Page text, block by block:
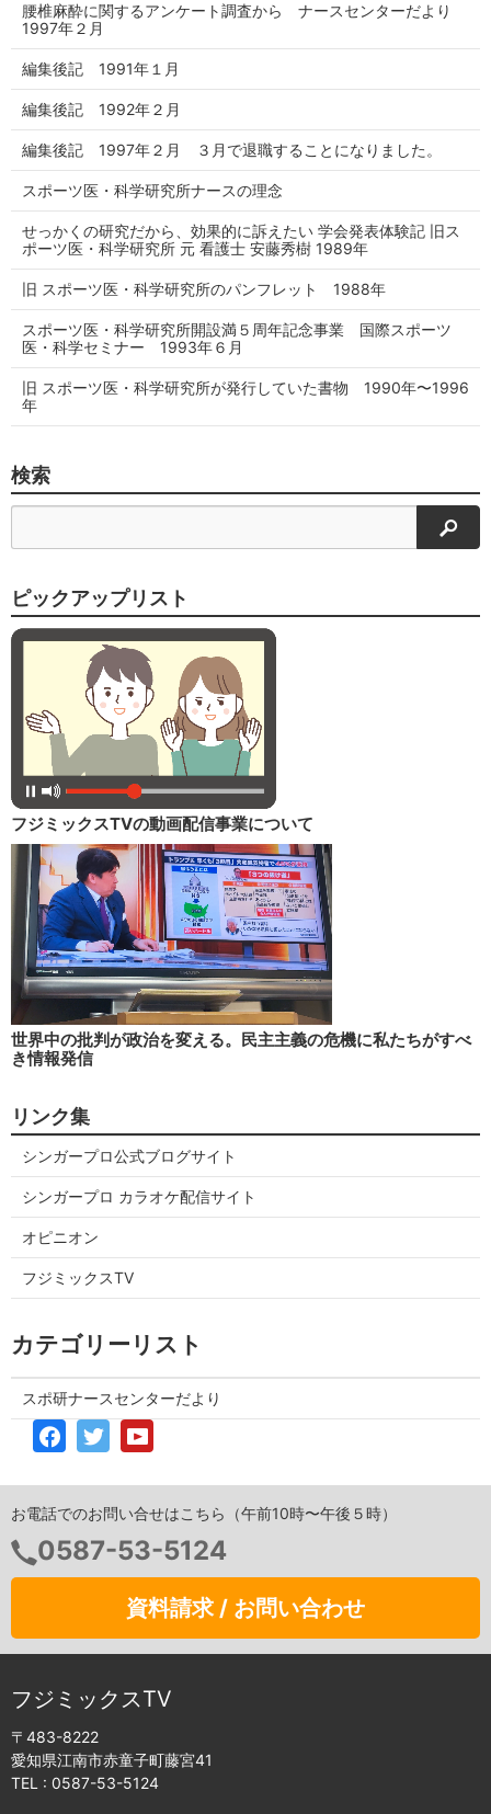
腰椎麻酔に関するアンケート調査から ナースセンターだより
1997年２月
編集後記 1991年１月
編集後記 1992年２月
編集後記 1997年２月 ３月で退職することになりました。
スポーツ医・科学研究所ナースの理念
せっかくの研究だから、効果的に訴えたい 学会発表体験記 旧ス
ポーツ医・科学研究所 元 看護士 安藤秀樹 1989年
旧 スポーツ医・科学研究所のパンフレット 1988年
スポーツ医・科学研究所開設満５周年記念事業 国際スポーツ
医・科学セミナー 1993年６月
旧 スポーツ医・科学研究所が発行していた書物 1990年〜1996
年
検索
検索
ピックアップリスト
フジミックスTVの動画配信事業について
世界中の批判が政治を変える。民主主義の危機に私たちがすべ
き情報発信
リンク集
シンガープロ公式ブログサイト
シンガープロ カラオケ配信サイト
オピニオン
フジミックスTV
カテゴリーリスト
スポ研ナースセンターだより
お電話でのお問い合せはこちら（午前10時〜午後５時）
0587-53-5124
資料請求 / お問い合わせ
フジミックスTV
〒483-8222
愛知県江南市赤童子町藤宮41
TEL : 0587-53-5124